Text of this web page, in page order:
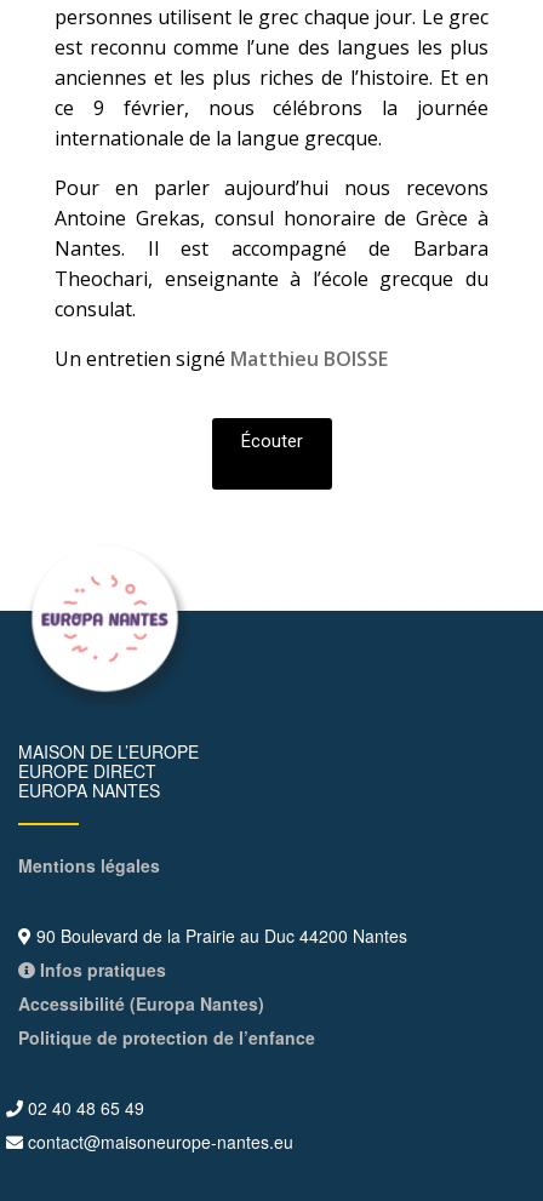
personnes utilisent le grec chaque jour. Le grec
est reconnu comme l’une des langues les plus
anciennes et les plus riches de l’histoire. Et en
ce 9 février, nous célébrons la journée
internationale de la langue grecque.
Pour en parler aujourd’hui nous recevons
Antoine Grekas, consul honoraire de Grèce à
Nantes. Il est accompagné de Barbara
Theochari, enseignante à l’école grecque du
consulat.
Un entretien signé Matthieu BOISSE
Écouter
MAISON DE L’EUROPE
EUROPE DIRECT
EUROPA NANTES
Mentions légales
90 Boulevard de la Prairie au Duc 44200 Nantes
Infos pratiques
Accessibilité (Europa Nantes)
Politique de protection de l’enfance
02 40 48 65 49
contact@maisoneurope-nantes.eu